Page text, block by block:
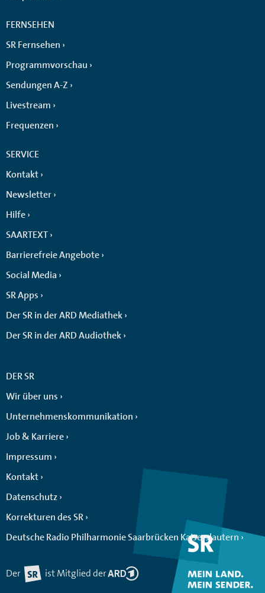
FERNSEHEN
SR Fernsehen
Programmvorschau
Sendungen A-Z
Livestream
Frequenzen
SERVICE
Kontakt
Newsletter
Hilfe
SAARTEXT
Barrierefreie Angebote
Social Media
SR Apps
Der SR in der ARD Mediathek
Der SR in der ARD Audiothek
DER SR
Wir über uns
Unternehmenskommunikation
Job & Karriere
Impressum
Kontakt
Datenschutz
Korrekturen des SR
Deutsche Radio Philharmonie Saarbrücken Kaiserslautern
Der ist Mitglied der